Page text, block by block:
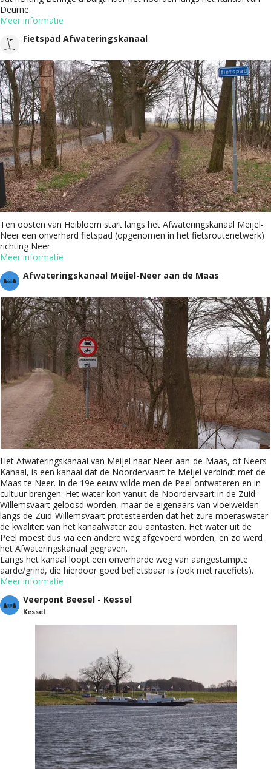
Deurne.
Meer informatie
Fietspad Afwateringskanaal
Ten oosten van Heibloem start langs het Afwateringskanaal Meijel-
Neer een onverhard fietspad (opgenomen in het fietsroutenetwerk)
richting Neer.
Meer informatie
Afwateringskanaal Meijel-Neer aan de Maas
Het Afwateringskanaal van Meijel naar Neer-aan-de-Maas, of Neers
Kanaal, is een kanaal dat de Noordervaart te Meijel verbindt met de
Maas te Neer. In de 19e eeuw wilde men de Peel ontwateren en in
cultuur brengen. Het water kon vanuit de Noordervaart in de Zuid-
Willemsvaart geloosd worden, maar de eigenaars van vloeiweiden
langs de Zuid-Willemsvaart protesteerden dat het zure moeraswater
de kwaliteit van het kanaalwater zou aantasten. Het water uit de
Peel moest dus via een andere weg afgevoerd worden, en zo werd
het Afwateringskanaal gegraven.
Langs het kanaal loopt een onverharde weg van aangestampte
aarde/grind, die hierdoor goed befietsbaar is (ook met racefiets).
Meer informatie
Veerpont Beesel - Kessel
Kessel